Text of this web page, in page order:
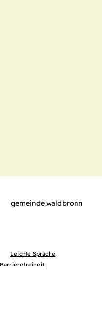
gemeinde.waldbronn
Leichte Sprache
Barrierefreiheit